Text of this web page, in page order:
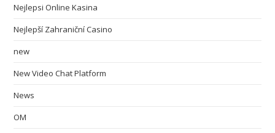
Nejlepsi Online Kasina
Nejlepší Zahraniční Casino
new
New Video Chat Platform
News
OM